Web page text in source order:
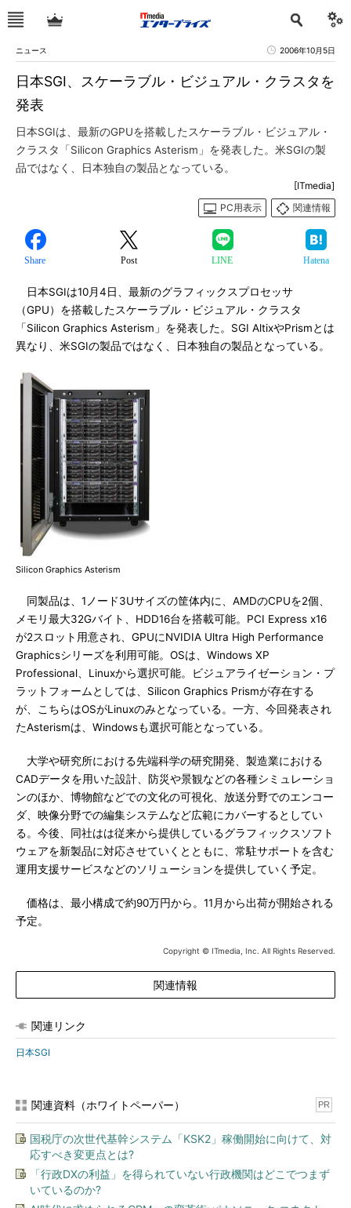
ニュース 2006年10月5日
日本SGI、スケーラブル・ビジュアル・クラスタを
発表
日本SGIは、最新のGPUを搭載したスケーラブル・ビジュアル・
クラスタ「Silicon Graphics Asterism」を発表した。米SGIの製
品ではなく、日本独自の製品となっている。
[ITmedia]
PC用表示
関連情報
Share Post LINE Hatena
日本SGIは10月4日、最新のグラフィックスプロセッサ
（GPU）を搭載したスケーラブル・ビジュアル・クラスタ
「Silicon Graphics Asterism」を発表した。SGI AltixやPrismとは
異なり、米SGIの製品ではなく、日本独自の製品となっている。
Silicon Graphics Asterism
同製品は、1ノード3Uサイズの筐体内に、AMDのCPUを2個、
メモリ最大32Gバイト、HDD16台を搭載可能。PCI Express x16
が2スロット用意され、GPUにNVIDIA Ultra High Performance
Graphicsシリーズを利用可能。OSは、Windows XP
Professional、Linuxから選択可能。ビジュアライゼーション・プ
ラットフォームとしては、Silicon Graphics Prismが存在する
が、こちらはOSがLinuxのみとなっている。一方、今回発表され
たAsterismは、Windowsも選択可能となっている。
大学や研究所における先端科学の研究開発、製造業における
CADデータを用いた設計、防災や景観などの各種シミュレーショ
ンのほか、博物館などでの文化の可視化、放送分野でのエンコー
ダ、映像分野での編集システムなど広範にカバーするとしてい
る。今後、同社はは従来から提供しているグラフィックスソフト
ウェアを新製品に対応させていくとともに、常駐サポートを含む
運用支援サービスなどのソリューションを提供していく予定。
価格は、最小構成で約90万円から。11月から出荷が開始される
予定。
Copyright © ITmedia, Inc. All Rights Reserved.
関連情報
関連リンク
日本SGI
関連資料（ホワイトペーパー） PR
国税庁の次世代基幹システム「KSK2」稼働開始に向けて、対
応すべき変更点とは?
「行政DXの利益」を得られていない行政機関はどこでつまず
いているのか?